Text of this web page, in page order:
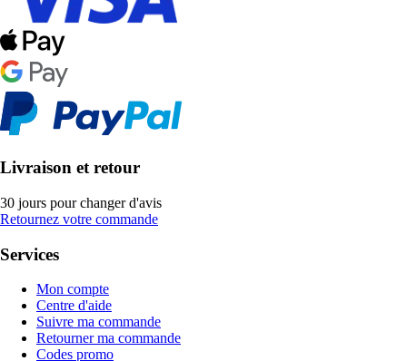
Livraison et retour
30 jours pour changer d'avis
Retournez votre commande
Services
Mon compte
Centre d'aide
Suivre ma commande
Retourner ma commande
Codes promo